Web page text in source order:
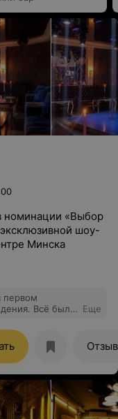
номинации «Выбор
эксклюзивной шоу-
Минска
первом
Всё было
и тем кто
снова
Еще